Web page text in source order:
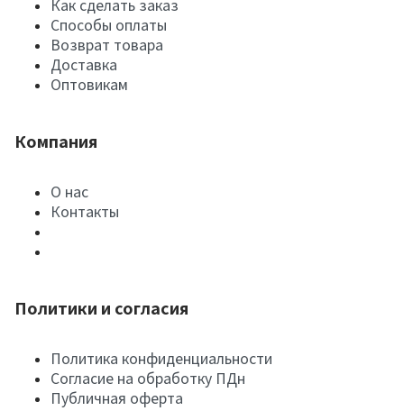
Как сделать заказ
Способы оплаты
Возврат товара
Доставка
Оптовикам
Компания
О нас
Контакты
Политики и согласия
Политика конфиденциальности
Согласие на обработку ПДн
Публичная оферта